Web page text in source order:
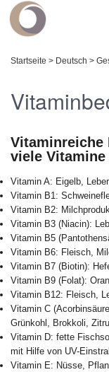
Startseite > Deutsch >
Vitaminreiche
viele
Vitamin A: Eigelb,
Vitamin B1:
Vitamin B2:
Vitamin B3 (Niacin):
Vitamin B5
Vitamin B6: Fleisch,
Vitamin B7 (Biotin):
Vitamin B9 (Folat):
Vitamin B12: Fleisch,
Vitamin C
Grünkohl, Brokkoli,
Vitamin D: fette
mit Hilfe von UV-
Vitamin E: Nüsse,